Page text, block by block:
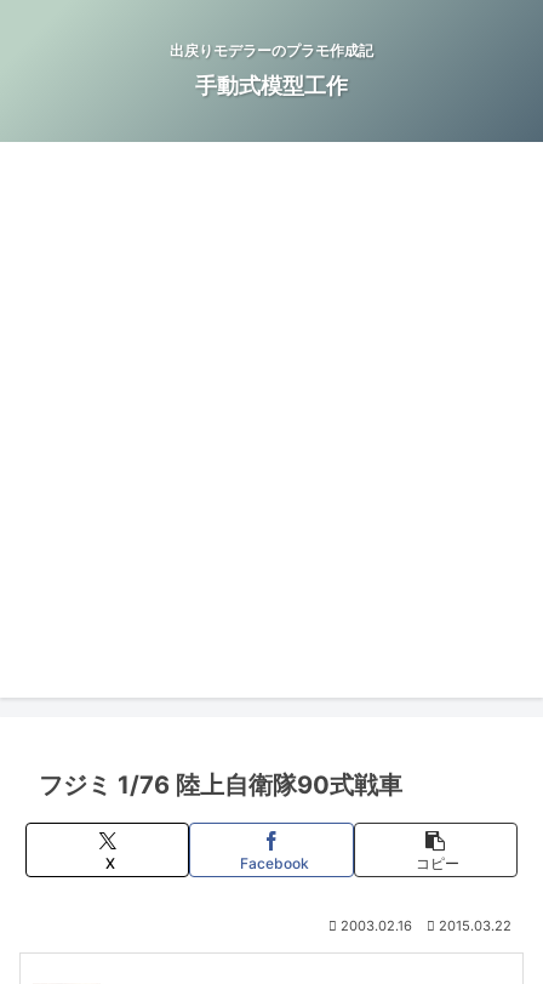
出戻りモデラーのプラモ作成記
手動式模型工作
フジミ 1/76 陸上自衛隊90式戦車
X Facebook コピー
2003.02.16 2015.03.22